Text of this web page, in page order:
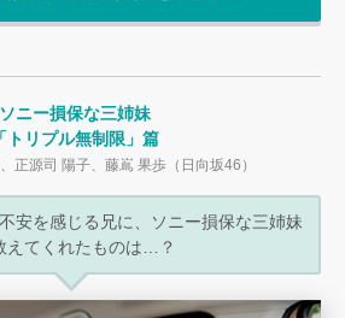
ソニー損保な三姉妹
「トリプル無制限」篇
正源司 陽子、藤嶌 果歩（日向坂46）
安を感じる兄に、
ソニー損保な三姉妹
えてくれたものは…？